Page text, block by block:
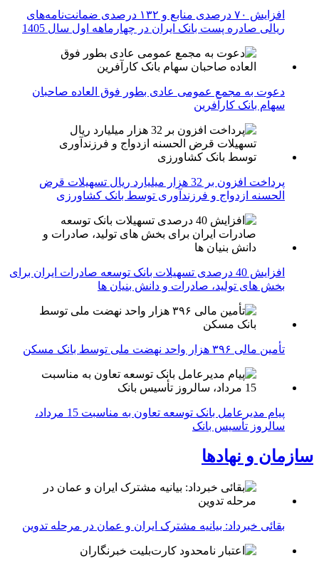
افزایش ۷۰ درصدی منابع و ۱۳۲ درصدی ضمانت‌نامه‌های
ریالی صادره پست بانک ایران در چهارماهه اول سال 1405
دعوت به مجمع عمومی عادی بطور فوق العاده صاحبان
سهام بانک کارآفرین
پرداخت افزون بر 32 هزار میلیارد ریال تسهیلات قرض
الحسنه ازدواج و فرزندآوری توسط بانک کشاورزی
افزایش 40 درصدی تسهیلات بانک توسعه صادرات ایران برای
بخش های تولید، صادرات و دانش بنیان ها
تأمین مالی ۳۹۶ هزار واحد نهضت ملی توسط بانک مسکن
پیام مدیرعامل بانک توسعه تعاون به مناسبت 15 مرداد،
سالروز تأسیس بانک
سازمان و نهادها
بقائی خبرداد: بیانیه مشترک ایران و عمان در مرحله تدوین